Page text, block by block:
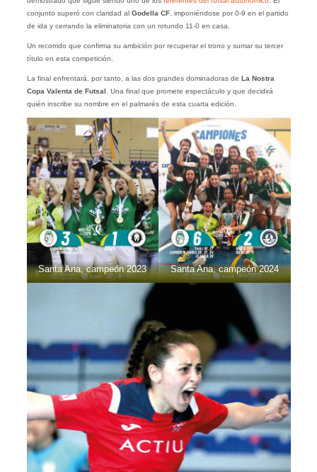
conjunto superó con claridad al Godella CF, imponiéndose por 0-9 en el partido
de ida y cerrando la eliminatoria con un rotundo 11-0 en casa.
Un recorrido que confirma su ambición por recuperar el trono y sumar su tercer
título en esta competición.
La final enfrentará, por tanto, a las dos grandes dominadoras de La Nostra
Copa Valenta de Futsal . Una final que promete espectáculo y que decidirá
quién inscribe su nombre en el palmarés de esta cuarta edición.
Santa Ana, campeón 2023 Santa Ana, campeón 2024